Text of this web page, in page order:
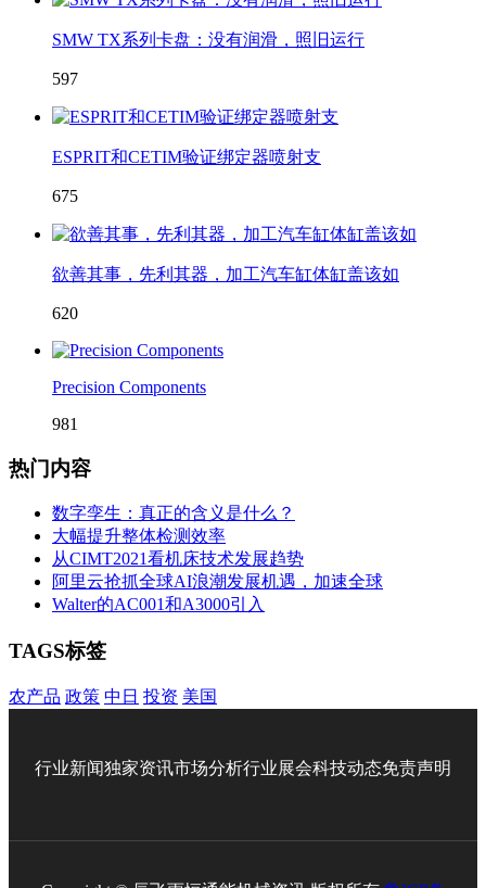
SMW TX系列卡盘：没有润滑，照旧运行
597
ESPRIT和CETIM验证绑定器喷射支
675
欲善其事，先利其器，加工汽车缸体缸盖该如
620
Precision Components
981
热门内容
数字孪生：真正的含义是什么？
大幅提升整体检测效率
从CIMT2021看机床技术发展趋势
阿里云抢抓全球AI浪潮发展机遇，加速全球
Walter的AC001和A3000引入
TAGS标签
农产品 政策 中日 投资 美国
行业新闻独家资讯市场分析行业展会科技动态免责声明